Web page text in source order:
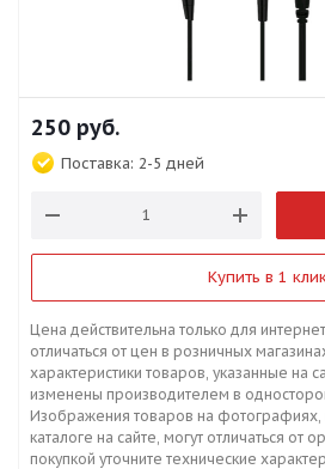
250 руб.
Поставка: 2-5 дней
Купить в 1
Цена действительна только для
отличаться от цен в розничных
характеристики товаров, указанные на
изменены производителем в
Изображения товаров на фотографиях,
каталоге на сайте, могут отличаться от
покупкой уточните технические